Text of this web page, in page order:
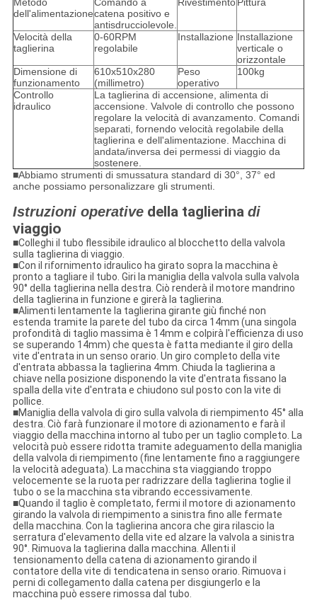
Metodo
dell'alimentazione
Comando a
catena positivo e
antisdrucciolevole.
Rivestimento Pittura
Velocità della
taglierina
0-60RPM
regolabile
Installazione Installazione
verticale o
orizzontale
Dimensione di
funzionamento
610x510x280
(millimetro)
Peso
operativo
100kg
Controllo
idraulico
La taglierina di accensione, alimenta di
accensione. Valvole di controllo che possono
regolare la velocità di avanzamento. Comandi
separati, fornendo velocità regolabile della
taglierina e dell'alimentazione. Macchina di
andata/inversa dei permessi di viaggio da
sostenere.
■Abbiamo strumenti di smussatura standard di 30°, 37° ed
anche possiamo personalizzare gli strumenti.
Istruzioni operativedella taglierina di
viaggio
■Colleghi il tubo flessibile idraulico al blocchetto della valvola
sulla taglierina di viaggio.
■Con il rifornimento idraulico ha girato sopra la macchina è
pronto a tagliare il tubo. Giri la maniglia della valvola sulla valvola
90° della taglierina nella destra. Ciò renderà il motore mandrino
della taglierina in funzione e girerà la taglierina.
■Alimenti lentamente la taglierina girante giù finché non
estenda tramite la parete del tubo da circa 14mm (una singola
profondità di taglio massima è 14mm e colpirà l'efficienza di uso
se superando 14mm) che questa è fatta mediante il giro della
vite d'entrata in un senso orario. Un giro completo della vite
d'entrata abbassa la taglierina 4mm. Chiuda la taglierina a
chiave nella posizione disponendo la vite d'entrata fissano la
spalla della vite d'entrata e chiudono sul posto con la vite di
pollice.
■Maniglia della valvola di giro sulla valvola di riempimento 45° alla
destra. Ciò farà funzionare il motore di azionamento e farà il
viaggio della macchina intorno al tubo per un taglio completo. La
velocità può essere ridotta tramite adeguamento della maniglia
della valvola di riempimento (fine lentamente fino a raggiungere
la velocità adeguata). La macchina sta viaggiando troppo
velocemente se la ruota per radrizzare della taglierina toglie il
tubo o se la macchina sta vibrando eccessivamente.
■Quando il taglio è completato, fermi il motore di azionamento
girando la valvola di riempimento a sinistra fino alle fermate
della macchina. Con la taglierina ancora che gira rilascio la
serratura d'elevamento della vite ed alzare la valvola a sinistra
90°. Rimuova la taglierina dalla macchina. Allenti il
tensionamento della catena di azionamento girando il
contatore della vite di tendicatena in senso orario. Rimuova i
perni di collegamento dalla catena per disgiungerlo e la
macchina può essere rimossa dal tubo.